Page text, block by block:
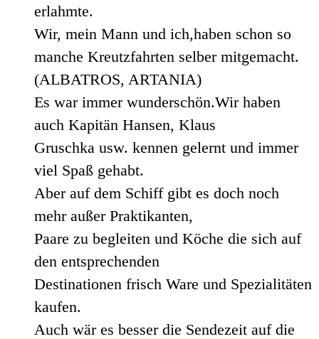
erlahmte.
Wir, mein Mann und ich,haben schon so
manche Kreutzfahrten selber mitgemacht.
(ALBATROS, ARTANIA)
Es war immer wunderschön.Wir haben
auch Kapitän Hansen, Klaus
Gruschka usw. kennen gelernt und immer
viel Spaß gehabt.
Aber auf dem Schiff gibt es doch noch
mehr außer Praktikanten,
Paare zu begleiten und Köche die sich auf
den entsprechenden
Destinationen frisch Ware und Spezialitäten
kaufen.
Auch wär es besser die Sendezeit auf die